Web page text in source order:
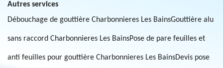
Autres services
Débouchage de gouttière Charbonnieres Les BainsGouttière alu
sans raccord Charbonnieres Les BainsPose de pare feuilles et
anti feuilles pour gouttière Charbonnieres Les BainsDevis pose